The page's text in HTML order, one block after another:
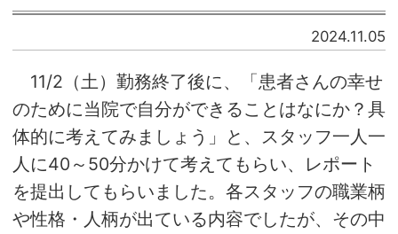
2024.11.05
11/2（土）勤務終了後に、「患者さんの幸せ
のために当院で自分ができることはなにか？具
体的に考えてみましょう」と、スタッフ一人一
人に40～50分かけて考えてもらい、レポート
を提出してもらいました。各スタッフの職業柄
や性格・人柄が出ている内容でしたが、その中